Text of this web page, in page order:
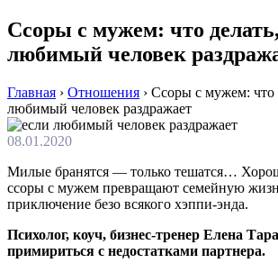
Ссоры с мужем: что
любимый человек
Главная › Отношения › Ссоры с мужем: что
любимый человек раздражает
08.01.2020
Милые бранятся — только тешатся…
ссоры с мужем превращают семейную
приключение безо всякого хэппи-энда.
Психолог, коуч, бизнес-тренер Елена
примириться с недостатками партнера.